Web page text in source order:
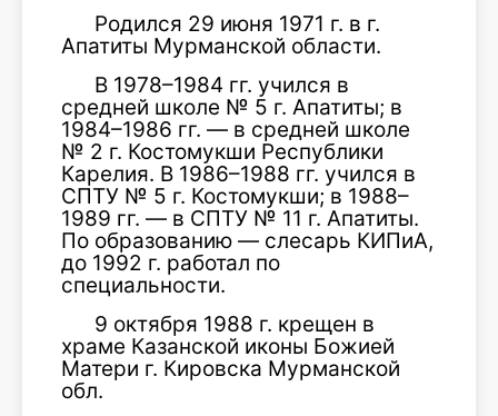
Родился 29 июня 1971 г. в г.
Апатиты Мурманской области.
В 1978–1984 гг. учился в
средней школе № 5 г. Апатиты; в
1984–1986 гг. — в средней школе
№ 2 г. Костомукши Республики
Карелия. В 1986–1988 гг. учился в
СПТУ № 5 г. Костомукши; в 1988–
1989 гг. — в СПТУ № 11 г. Апатиты.
По образованию — слесарь КИПиА,
до 1992 г. работал по
специальности.
9 октября 1988 г. крещен в
храме Казанской иконы Божией
Матери г. Кировска Мурманской
обл.